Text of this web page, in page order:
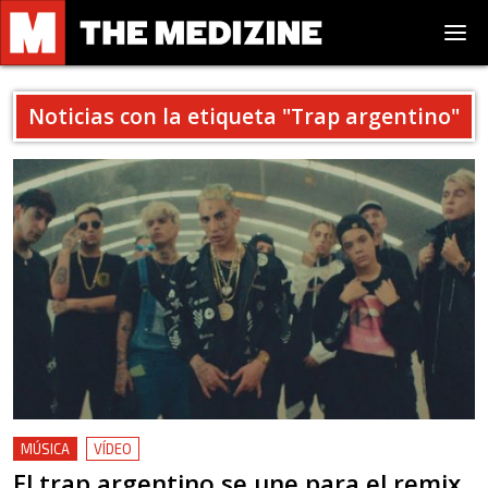
Noticias con la etiqueta "Trap argentino"
MÚSICA VÍDEO